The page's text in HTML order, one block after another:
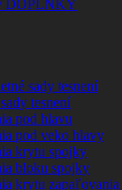
DOPLNKY
sady tesnení
tesnení
pod hlavu
pod veko hlavy
krytu spojky
bloku spojky
krytu zapaľovania